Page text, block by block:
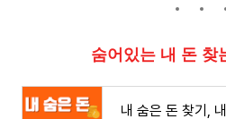
숨어있는 내 돈 찾